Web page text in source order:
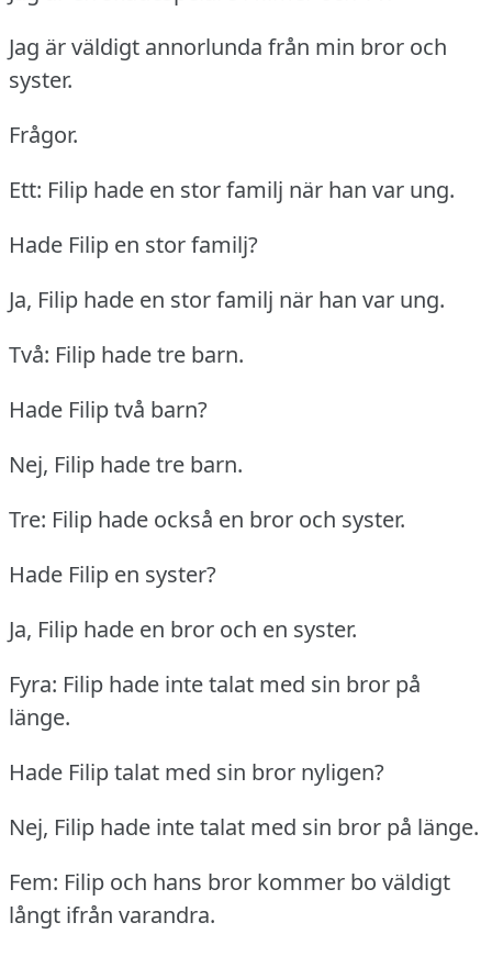
Jag är väldigt annorlunda från min bror och
syster.
Frågor.
Ett: Filip hade en stor familj när han var ung.
Hade Filip en stor familj?
Ja, Filip hade en stor familj när han var ung.
Två: Filip hade tre barn.
Hade Filip två barn?
Nej, Filip hade tre barn.
Tre: Filip hade också en bror och syster.
Hade Filip en syster?
Ja, Filip hade en bror och en syster.
Fyra: Filip hade inte talat med sin bror på
länge.
Hade Filip talat med sin bror nyligen?
Nej, Filip hade inte talat med sin bror på länge.
Fem: Filip och hans bror kommer bo väldigt
långt ifrån varandra.